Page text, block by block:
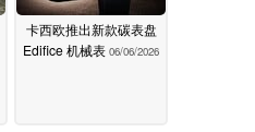
卡西欧推出新款碳表盘
Edifice 机械表 06/06/2026